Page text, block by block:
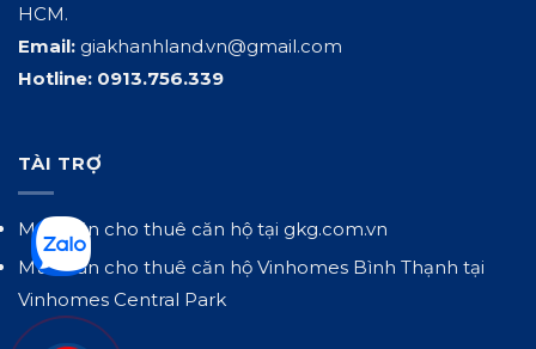
HCM.
Email: giakhanhland.vn@gmail.com
Hotline: 0913.756.339
TÀI TRỢ
Mua bán cho thuê căn hộ tại gkg.com.vn
Mua bán cho thuê căn hộ Vinhomes Bình Thạnh tại
Vinhomes Central Park